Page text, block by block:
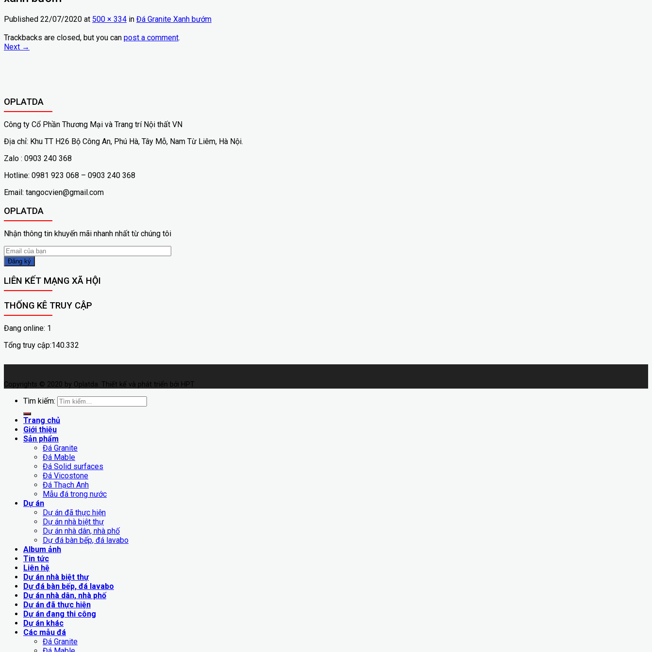
Published 22/07/2020 at 500 × 334 in Đá Granite Xanh bướm
Trackbacks are closed, but you can post a comment.
Next →
OPLATDA
Công ty Cổ Phần Thương Mại và Trang trí Nội thất VN
Địa chỉ: Khu TT H26 Bộ Công An, Phú Hà, Tây Mỗ, Nam Từ Liêm, Hà Nội.
Zalo : 0903 240 368
Hotline: 0981 923 068 – 0903 240 368
Email: tangocvien@gmail.com
OPLATDA
Nhận thông tin khuyến mãi nhanh nhất từ chúng tôi
LIÊN KẾT MẠNG XÃ HỘI
THỐNG KÊ TRUY CẬP
Đang online: 1
Tổng truy cập:140.332
Copyrights © 2020 by Oplatda. Thiết kế và phát triển bởi HPT
Tìm kiếm:
Trang chủ
Giới thiệu
Sản phẩm
Đá Granite
Đá Mable
Đá Solid surfaces
Đá Vicostone
Đá Thạch Anh
Mẫu đá trong nước
Dự án
Dự án đã thực hiện
Dự án nhà biệt thự
Dự án nhà dân, nhà phố
Dự đá bàn bếp, đá lavabo
Album ảnh
Tin tức
Liên hệ
Dự án nhà biệt thự
Dự đá bàn bếp, đá lavabo
Dự án nhà dân, nhà phố
Dự án đã thực hiện
Dự án đang thi công
Dự án khác
Các mẫu đá
Đá Granite